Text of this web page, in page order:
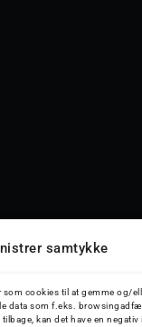
samtykke
cookies til at gemme og/
data som f.eks.
kan det have en